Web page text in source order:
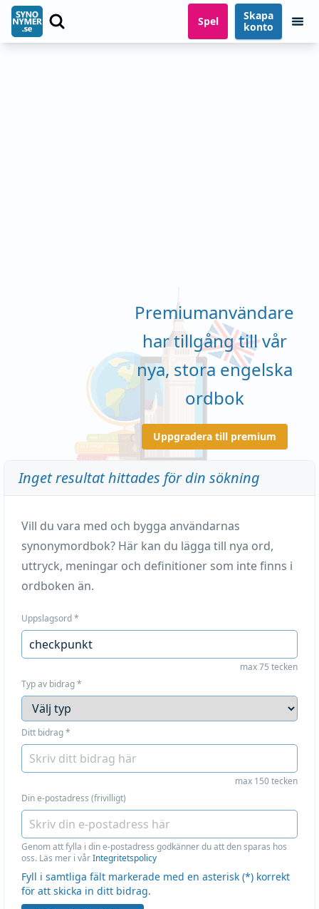
Spel
Skapa
konto
Premiumanvändare
har tillgång till vår
nya, stora engelska
ordbok
Uppgradera till premium
Inget resultat hittades för din sökning
Vill du vara med och bygga användarnas
synonymordbok? Här kan du lägga till nya ord,
uttryck, meningar och definitioner som inte finns i
ordboken än.
Uppslagsord*
max 75 tecken
Typ av bidrag*
Ditt bidrag*
max 150 tecken
Din e-postadress (frivilligt)
Genom att fylla i din e-postadress godkänner du att den sparas hos
oss. Läs mer i vårIntegritetspolicy
Fyll i samtliga fält markerade med en asterisk (*) korrekt
för att skicka in ditt bidrag.